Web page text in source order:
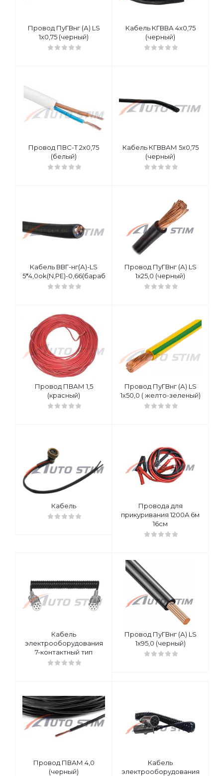
Провод ПуГВнг (А) LS
1х0,75 (черный)
Кабель КГВВА 4х0,75
(черный)
Провод ПВС-Т 2х0,75
(белый)
Кабель КГВВАМ 5х0,75
(черный)
Кабель ВВГ-нг(А)-LS
5*4,0ok(N,PE)-0,66(барабан)
Провод ПуГВнг (А) LS
1x25,0 (черный)
Провод ПВАМ 1,5
(красный)
Провод ПуГВнг (А) LS
1х50,0 ( желто-зеленый)
Кабель
Провода для
прикуривания 1200A 6м
16см
Кабель
электрооборудования
7-контактный тип
Провод ПуГВнг (А) LS
1х95,0 (черный)
Провод ПВАМ 4,0
(черный)
Кабель
электрооборудования